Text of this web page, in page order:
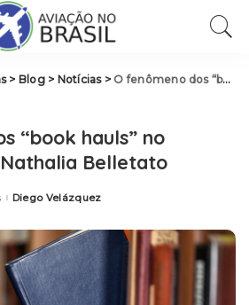
> Blog> Notícias> O fenômeno dos “book hauls” no BookTok, com Nathalia Belletato
“book hauls” no
Belletato
Posted
Diego Velázquez